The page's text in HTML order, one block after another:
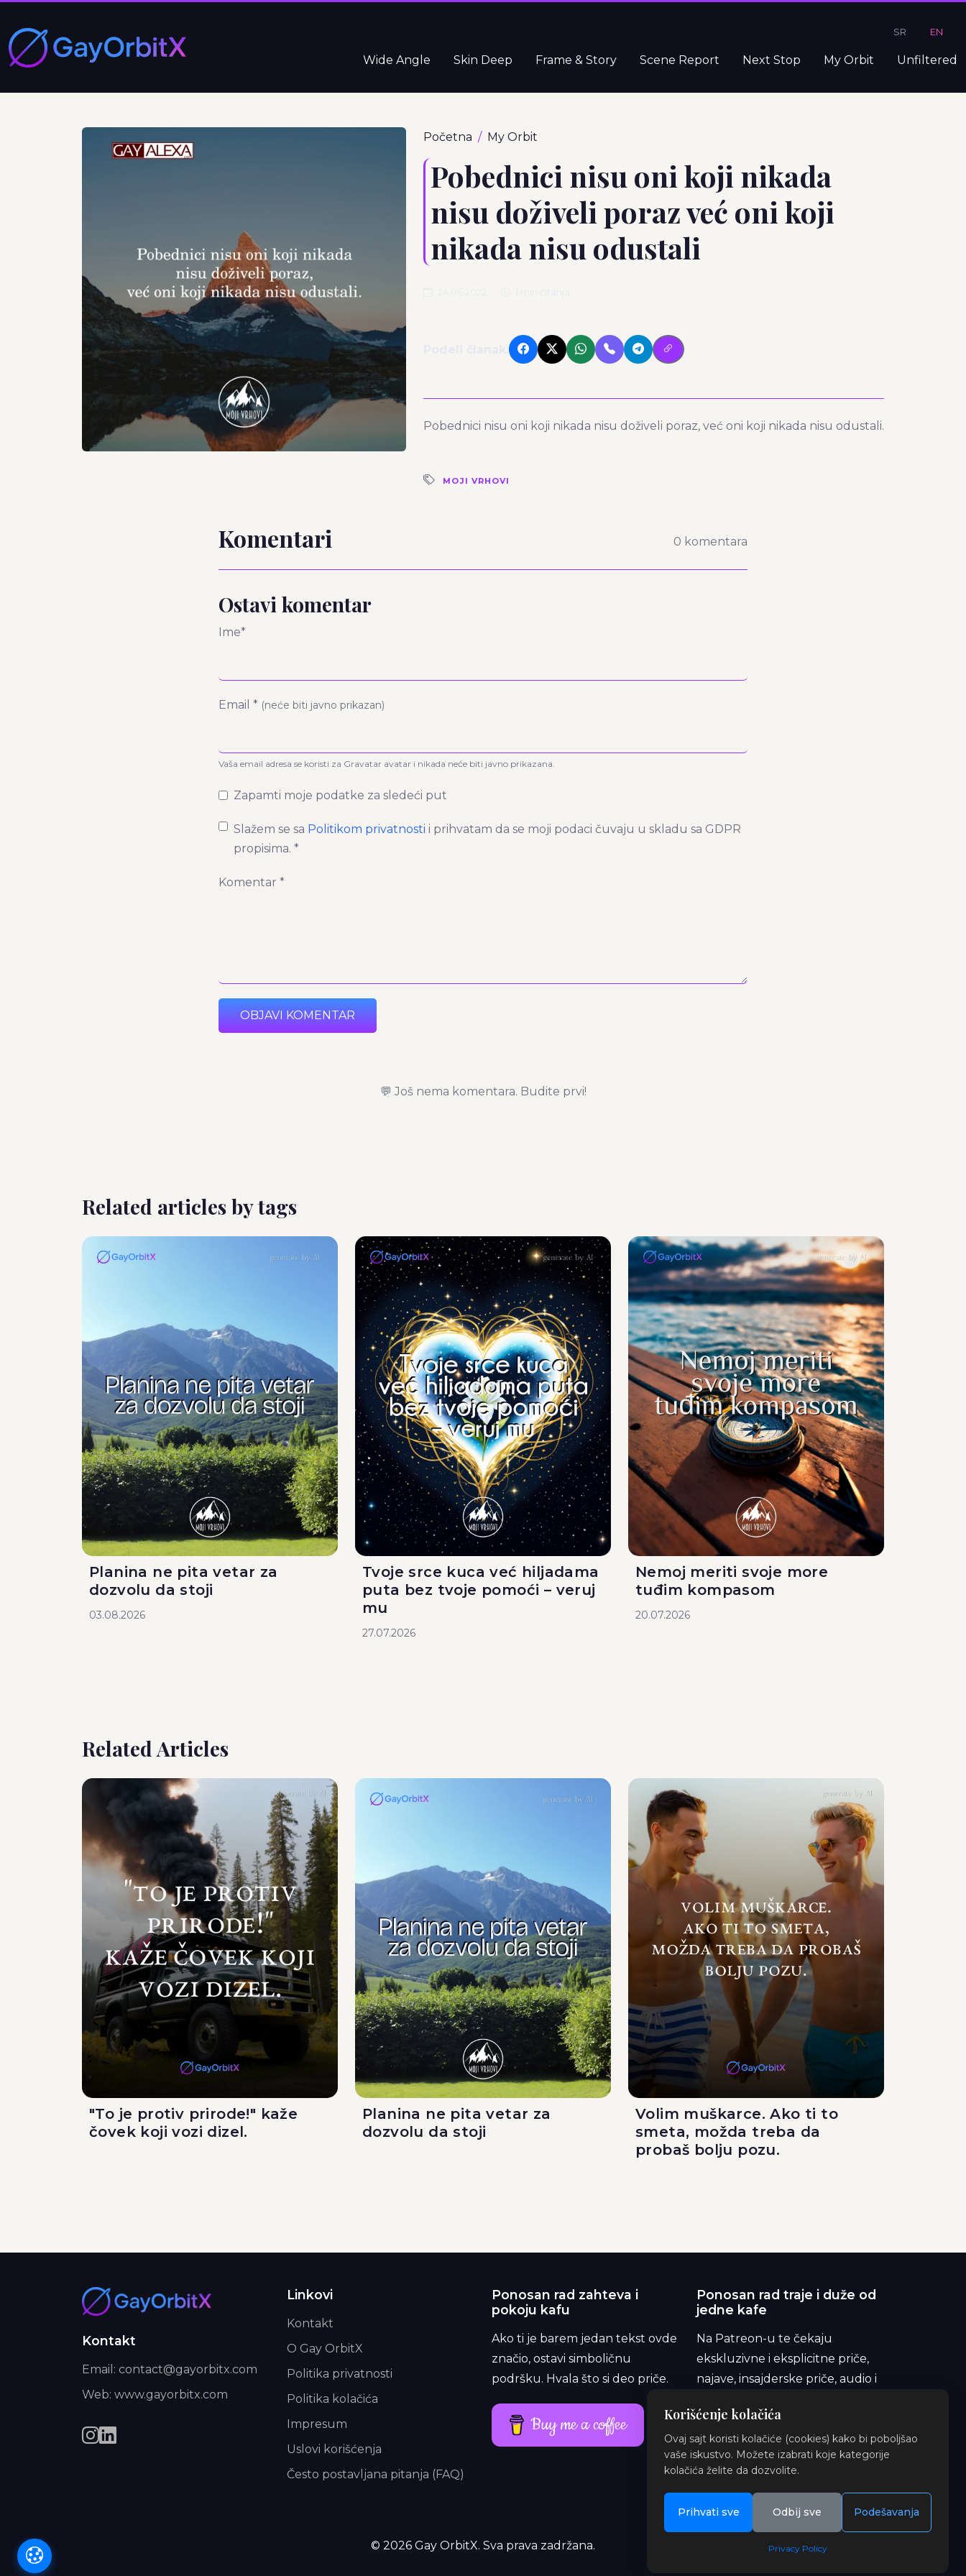
SR EN
Wide Angle Skin Deep Frame & Story Scene Report Next Stop My Orbit Unfiltered
Početna My Orbit
Pobednici nisu oni koji nikada
nisu doživeli poraz već oni koji
nikada nisu odustali
Pobednici nisu oni koji nikada nisu doživeli poraz, već oni koji nikada nisu odustali.
MOJI VRHOVI
Komentari 0 komentara
Ostavi komentar
Ime*
Email * (neće biti javno prikazan)
Vaša email adresa se koristi za Gravatar avatar i nikada neće biti javno prikazana.
Zapamti moje podatke za sledeći put
Slažem se sa Politikom privatnosti i prihvatam da se moji podaci čuvaju u skladu sa GDPR
propisima. *
Komentar *
OBJAVI KOMENTAR
💬 Još nema komentara. Budite prvi!
Related articles by tags
Planina ne pita vetar za
dozvolu da stoji
03.08.2026
Tvoje srce kuca već hiljadama
puta bez tvoje pomoći – veruj
mu
27.07.2026
Nemoj meriti svoje more
tuđim kompasom
20.07.2026
Related Articles
"To je protiv prirode!" kaže
čovek koji vozi dizel.
Planina ne pita vetar za
dozvolu da stoji
Volim muškarce. Ako ti to
smeta, možda treba da
probaš bolju pozu.
Kontakt
Email: contact@gayorbitx.com
Web: www.gayorbitx.com
Linkovi
Kontakt
O Gay OrbitX
Politika privatnosti
Politika kolačića
Impresum
Uslovi korišćenja
Često postavljana pitanja (FAQ)
Ponosan rad zahteva i
pokoju kafu
Ako ti je barem jedan tekst ovde
značio, ostavi simboličnu
podršku. Hvala što si deo priče.
Buy me a coffee
Ponosan rad traje i duže od
jedne kafe
Na Patreon-u te čekaju
ekskluzivne i eksplicitne priče,
najave, insajderske priče, audio i
orbitu.
© 2026 Gay OrbitX. Sva prava zadržana.
Korišćenje kolačića
Ovaj sajt koristi kolačiće (cookies) kako bi poboljšao
vaše iskustvo. Možete izabrati koje kategorije
kolačića želite da dozvolite.
Prihvati sve Odbij sve Podešavanja
Privacy Policy